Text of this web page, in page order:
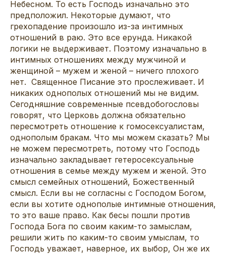
Небесном. То есть Господь изначально это
предположил. Некоторые думают, что
грехопадение произошло из-за интимных
отношений в раю. Это все ерунда. Никакой
логики не выдерживает. Поэтому изначально в
интимных отношениях между мужчиной и
женщиной – мужем и женой – ничего плохого
нет. Священное Писание это прослеживает. И
никаких однополых отношений мы не видим.
Сегодняшние современные псевдобогословы
говорят, что Церковь должна обязательно
пересмотреть отношение к гомосексуалистам,
однополым бракам. Что мы можем сказать? Мы
не можем пересмотреть, потому что Господь
изначально закладывает гетеросексуальные
отношения в семье между мужем и женой. Это
смысл семейных отношений, Божественный
смысл. Если вы не согласны с Господом Богом,
если вы хотите однополые интимные отношения,
то это ваше право. Как бесы пошли против
Господа Бога по своим каким-то замыслам,
решили жить по каким-то своим умыслам, то
Господь уважает, наверное, их выбор, Он же их